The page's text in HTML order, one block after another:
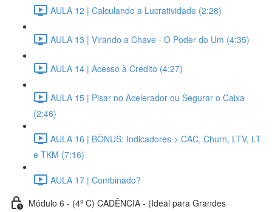
AULA 12 | Calculando a Lucratividade (2:28)
AULA 13 | Virando a Chave - O Poder do Um (4:35)
AULA 14 | Acesso à Crédito (4:27)
AULA 15 | Pisar no Acelerador ou Segurar o Caixa
(2:46)
AULA 16 | BÔNUS: Indicadores > CAC, Churn, LTV, LT
e TKM (7:16)
AULA 17 | Combinado?
Módulo 6 - (4º C) CADÊNCIA - (Ideal para Grandes